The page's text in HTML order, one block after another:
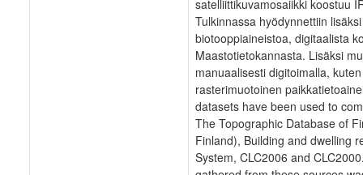
satelliittikuvamosaiikki koostuu
Tulkinnassa hyödynnettiin
biotooppiaineistoa, digitaalista
Maastotietokannasta. Lisäksi
manuaalisesti digitoimalla,
rasterimuotoinen
datasets have been used to
The Topographic Database of
Finland), Building and dwelling
System, CLC2006 and